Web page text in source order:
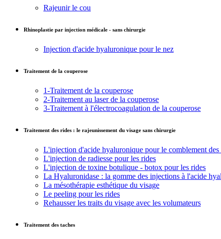
Rajeunir le cou
Rhinoplastie par injection médicale - sans chirurgie
Injection d'acide hyaluronique pour le nez
Traitement de la couperose
1-Traitement de la couperose
2-Traitement au laser de la couperose
3-Traitement à l'électrocoagulation de la couperose
Traitement des rides : le rajeunissement du visage sans chirurgie
L'injection d'acide hyaluronique pour le comblement des
L'injection de radiesse pour les rides
L'injection de toxine botulique - botox pour les rides
La Hyaluronidase : la gomme des injections à l'acide
La mésothérapie esthétique du visage
Le peeling pour les rides
Rehausser les traits du visage avec les volumateurs
Traitement des taches